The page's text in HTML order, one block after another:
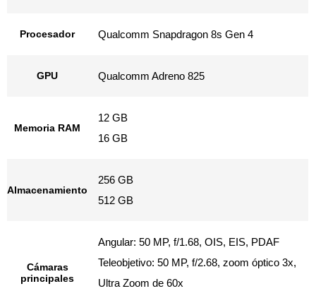
Procesador Qualcomm Snapdragon 8s Gen 4
GPU Qualcomm Adreno 825
Memoria RAM
12 GB
16 GB
Almacenamiento
256 GB
512 GB
Cámaras
principales
Angular: 50 MP, f/1.68, OIS, EIS, PDAF
Teleobjetivo: 50 MP, f/2.68, zoom óptico 3x,
Ultra Zoom de 60x